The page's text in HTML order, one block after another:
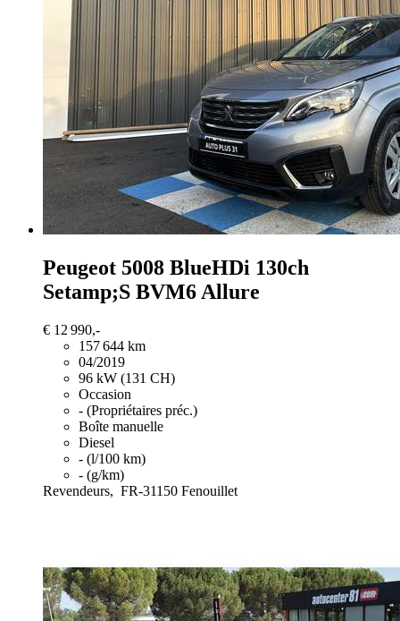
Peugeot 5008 BlueHDi 130ch
Setamp;S BVM6 Allure
€ 12 990,-
157 644 km
04/2019
96 kW (131 CH)
Occasion
- (Propriétaires préc.)
Boîte manuelle
Diesel
- (l/100 km)
- (g/km)
Revendeurs, FR-31150 Fenouillet